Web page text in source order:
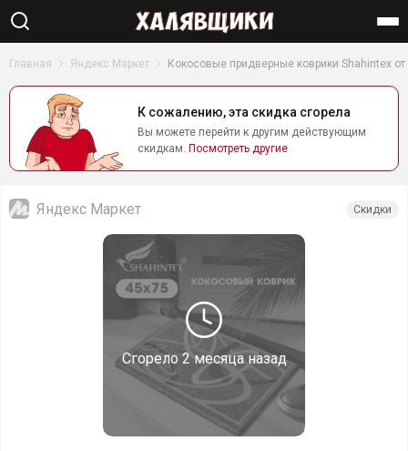
Найти
Главная Яндекс Маркет Кокосовые придверные коврики Shahintex от
К сожалению, эта скидка сгорела
Вы можете перейти к другим действующим
скидкам. Посмотреть другие
Сгорело 2 месяца назад
Яндекс Маркет Скидки